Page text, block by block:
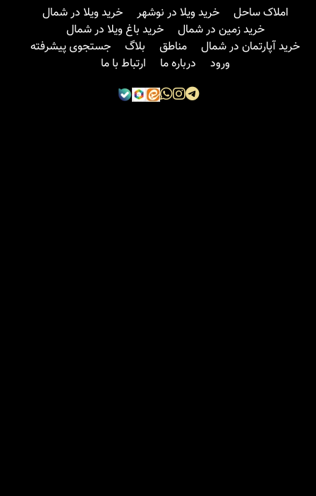
املاک ساحل
خرید ویلا در نوشهر
خرید ویلا در شمال
خرید زمین در شمال
خرید باغ ویلا در شمال
خرید آپارتمان در شمال
مناطق بلاگ
جستجوی پیشرفته
ورود
درباره ما ارتباط با ما